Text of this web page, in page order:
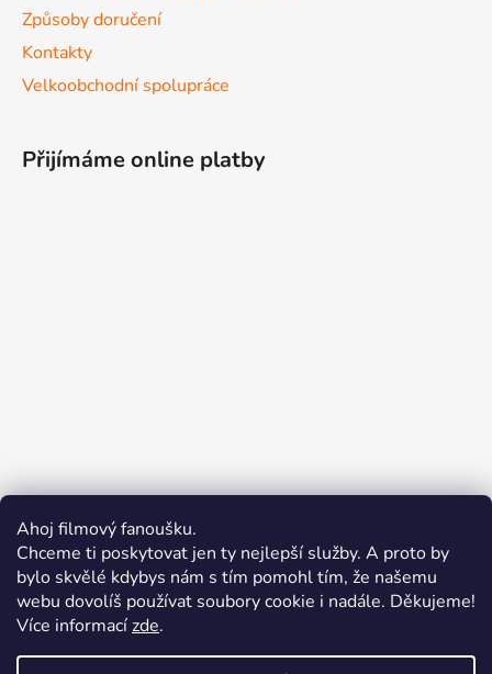
Ahoj filmový fanoušku.
Chceme ti poskytovat jen ty nejlepší služby. A proto by
bylo skvělé kdybys nám s tím pomohl tím, že našemu
webu dovolíš používat soubory cookie i nadále. Děkujeme!
Více informacízde.
Způsoby doručení
Kontakty
Velkoobchodní spolupráce
Přijímáme online platby
Merchion | Pořiďte si vlastní merch